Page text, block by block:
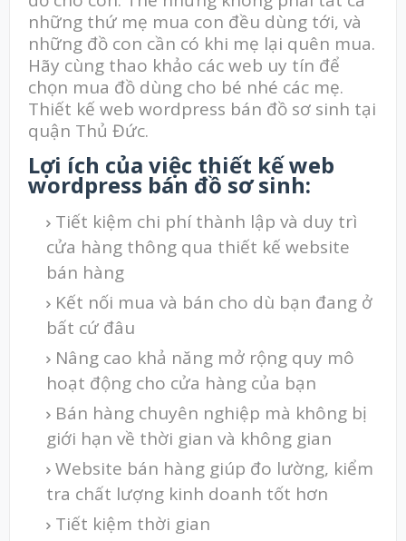
những thứ mẹ mua con đều dùng tới, và
những đồ con cần có khi mẹ lại quên mua.
Hãy cùng thao khảo các web uy tín để
chọn mua đồ dùng cho bé nhé các mẹ.
Thiết kế web wordpress bán đồ sơ sinh tại
quận Thủ Đức.
Lợi ích của việc thiết kế web
wordpress bán đồ sơ sinh:
Tiết kiệm chi phí thành lập và duy trì
cửa hàng thông qua thiết kế website
bán hàng
Kết nối mua và bán cho dù bạn đang ở
bất cứ đâu
Nâng cao khả năng mở rộng quy mô
hoạt động cho cửa hàng của bạn
Bán hàng chuyên nghiệp mà không bị
giới hạn về thời gian và không gian
Website bán hàng giúp đo lường, kiểm
tra chất lượng kinh doanh tốt hơn
Tiết kiệm thời gian